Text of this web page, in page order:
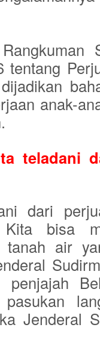
tentang
anak-
teladani
dari
bisa
tanah air
pasukan
Jenderal